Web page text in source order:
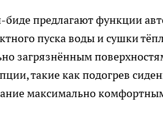
предлагают функции
пуска воды и сушки
загрязнённым
такие как подогрев
максимально